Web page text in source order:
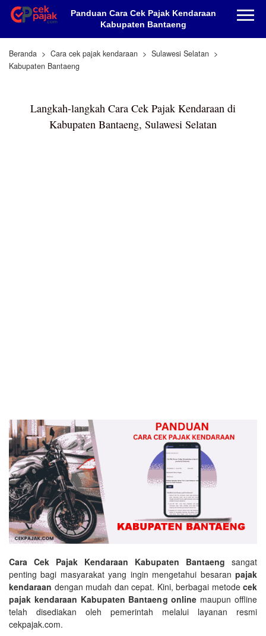
Panduan Cara Cek Pajak Kendaraan
Kabupaten Bantaeng
Beranda Cara cek pajak kendaraan
Sulawesi Selatan
Kabupaten Bantaeng
Langkah-langkah Cara Cek Pajak Kendaraan di
Kabupaten Bantaeng, Sulawesi Selatan
Cara Cek Pajak Kendaraan Kabupaten Bantaeng sangat
penting bagi masyarakat yang ingin mengetahui besaran pajak
kendaraan dengan mudah dan cepat. Kini, berbagai metode cek
pajak kendaraan Kabupaten Bantaeng online maupun offline
telah disediakan oleh pemerintah melalui layanan resmi
cekpajak.com.